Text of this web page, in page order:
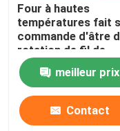
four en céramique
four de frittage
Four matériel
Four à hautes
températures fait
commande d'âtre
rotation de fil de
résistance pour
l'agglomération de
matériaux de
au lithium
meilleur prix
Contact